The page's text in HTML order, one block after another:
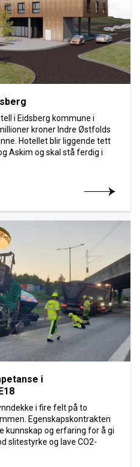
i Eidsberg kommune i
kroner Indre Østfolds
Hotellet blir liggende tett
Askim og skal stå ferdig i
i
i fire felt på to
Egenskapskontrakten
kunnskap og erfaring for å gi
slitestyrke og lave CO2-